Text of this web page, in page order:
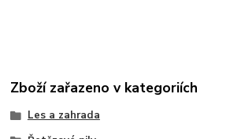
Zboží zařazeno v kategoriích
Les a zahrada